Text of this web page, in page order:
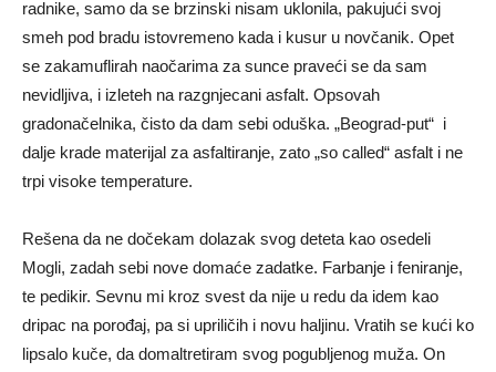
radnike, samo da se brzinski nisam uklonila, pakujući svoj
smeh pod bradu istovremeno kada i kusur u novčanik. Opet
se zakamuflirah naočarima za sunce praveći se da sam
nevidljiva, i izleteh na razgnjecani asfalt. Opsovah
gradonačelnika, čisto da dam sebi oduška. „Beograd-put“ i
dalje krade materijal za asfaltiranje, zato „so called“ asfalt i ne
trpi visoke temperature.
Rešena da ne dočekam dolazak svog deteta kao osedeli
Mogli, zadah sebi nove domaće zadatke. Farbanje i feniranje,
te pedikir. Sevnu mi kroz svest da nije u redu da idem kao
dripac na porođaj, pa si upriličih i novu haljinu. Vratih se kući ko
lipsalo kuče, da domaltretiram svog pogubljenog muža. On